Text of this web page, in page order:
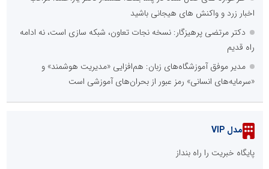
اخبار زرد و واکنش های هیجانی باشید
دکتر مرتضی پرهیزگار: نسخه نجات تعاون، شبکه سازی است، نه ادامه
راه قدیم
مدیر موفق آموزشگاه‌های زبان: هم‌افزایی «مدیریت هوشمند» و
«سرمایه‌های انسانی» رمز عبور از بحران‌های آموزشی است
مدل VIP
پایگاه خبریت را راه بنداز